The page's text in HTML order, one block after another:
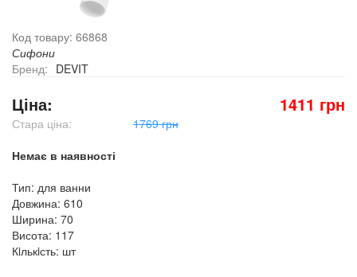
Код товару: 66868
Сифони
Бренд: DEVIT
Ціна: 1411 грн
Стара ціна:
1769 грн
Немає в наявності
Тип: для ванни
Довжина: 610
Ширина: 70
Висота: 117
Кiлькiсть: шт